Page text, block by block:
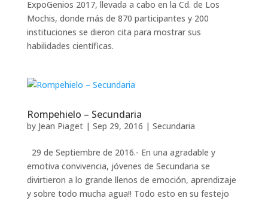
ExpoGenios 2017, llevada a cabo en la Cd. de Los
Mochis, donde más de 870 participantes y 200
instituciones se dieron cita para mostrar sus
habilidades científicas.
Rompehielo – Secundaria
by Jean Piaget| Sep 29, 2016 | Secundaria
29 de Septiembre de 2016.- En una agradable y
emotiva convivencia, jóvenes de Secundaria se
divirtieron a lo grande llenos de emoción, aprendizaje
y sobre todo mucha agua!! Todo esto en su festejo